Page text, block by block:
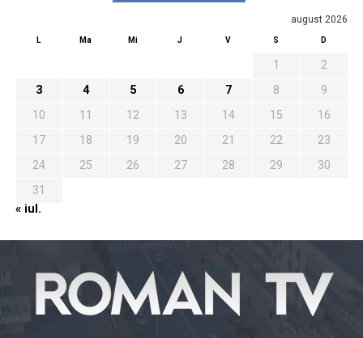
august 2026
L Ma Mi J V S D
1
2
3
4 5 6 7 8
9
10
11 12 13 14 15
16
17
18 19 20 21 22
23
24
25 26 27 28 29
30
31
« iul.